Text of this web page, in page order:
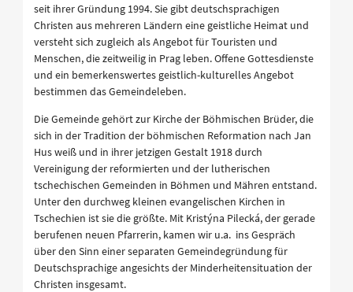
seit ihrer Gründung 1994. Sie gibt deutschsprachigen
Christen aus mehreren Ländern eine geistliche Heimat und
versteht sich zugleich als Angebot für Touristen und
Menschen, die zeitweilig in Prag leben. Offene Gottesdienste
und ein bemerkenswertes geistlich-kulturelles Angebot
bestimmen das Gemeindeleben.
Die Gemeinde gehört zur Kirche der Böhmischen Brüder, die
sich in der Tradition der böhmischen Reformation nach Jan
Hus weiß und in ihrer jetzigen Gestalt 1918 durch
Vereinigung der reformierten und der lutherischen
tschechischen Gemeinden in Böhmen und Mähren entstand.
Unter den durchweg kleinen evangelischen Kirchen in
Tschechien ist sie die größte. Mit Kristýna Pilecká, der gerade
berufenen neuen Pfarrerin, kamen wir u.a. ins Gespräch
über den Sinn einer separaten Gemeindegründung für
Deutschsprachige angesichts der Minderheitensituation der
Christen insgesamt.